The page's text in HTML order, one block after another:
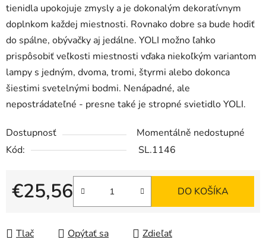
tienidla upokojuje zmysly a je dokonalým dekoratívnym
doplnkom každej miestnosti. Rovnako dobre sa bude hodiť
do spálne, obývačky aj jedálne. YOLI možno ľahko
prispôsobiť veľkosti miestnosti vďaka niekoľkým variantom
lampy s jedným, dvoma, tromi, štyrmi alebo dokonca
šiestimi svetelnými bodmi. Nenápadné, ale
nepostrádateľné - presne také je stropné svietidlo YOLI.
Dostupnosť
Momentálně nedostupné
Kód:
SL.1146
€25,56
Jednotková cena:
DO KOŠÍKA
Tlač Opýtať sa Zdieľať